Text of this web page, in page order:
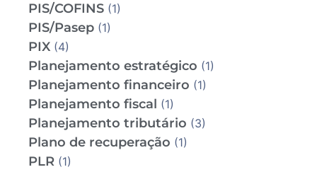
PIS/COFINS (1)
PIS/Pasep (1)
PIX (4)
Planejamento estratégico (1)
Planejamento financeiro (1)
Planejamento fiscal (1)
Planejamento tributário (3)
Plano de recuperação (1)
PLR (1)